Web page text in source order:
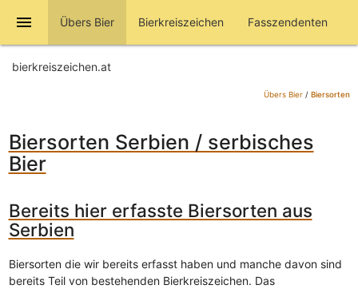
menu Übers Bier Bierkreiszeichen Fasszendenten
bierkreiszeichen.at
Übers Bier/ Biersorten
Biersorten Serbien / serbisches
Bier
Bereits hier erfasste Biersorten aus
Serbien
Biersorten die wir bereits erfasst haben und manche davon sind
bereits Teil von bestehenden Bierkreiszeichen. Das